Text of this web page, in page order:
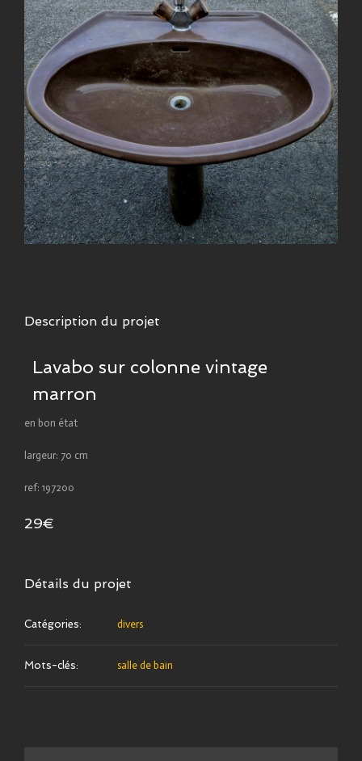
Description du projet
Lavabo sur colonne vintage
marron
en bon état
largeur: 70 cm
ref: 197200
29€
Détails du projet
Catégories: divers
Mots-clés: salle de bain